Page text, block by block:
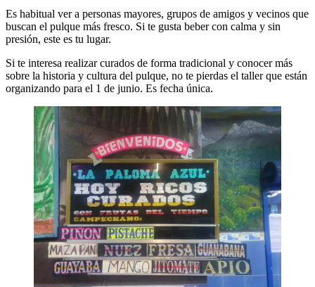
Es habitual ver a personas mayores, grupos de amigos y vecinos que
buscan el pulque más fresco. Si te gusta beber con calma y sin
presión, este es tu lugar.
Si te interesa realizar curados de forma tradicional y conocer más
sobre la historia y cultura del pulque, no te pierdas el taller que están
organizando para el 1 de junio. Es fecha única.